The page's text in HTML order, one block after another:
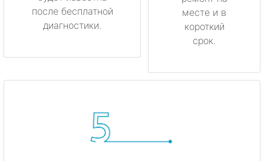
после бесплатной
диагностики.
месте и в
короткий
срок.